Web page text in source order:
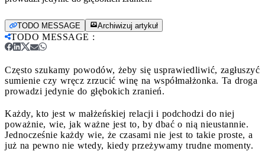
TODO MESSAGE Archiwizuj artykuł
TODO MESSAGE :
Często szukamy powodów, żeby się usprawiedliwić, zagłuszyć
sumienie czy wręcz zrzucić winę na współmałżonka. Ta droga
prowadzi jedynie do głębokich zranień.
Każdy, kto jest w małżeńskiej relacji i podchodzi do niej
poważnie, wie, jak ważne jest to, by dbać o nią nieustannie.
Jednocześnie każdy wie, że czasami nie jest to takie proste, a
już na pewno nie wtedy, kiedy przeżywamy trudne momenty.